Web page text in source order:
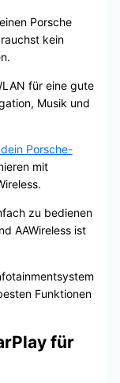
Porsche
kein
für eine gute
Musik und
Porsche-
mit
zu bedienen
AAWireless ist
Funktionen
für